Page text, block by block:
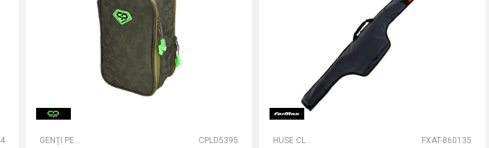
GENȚI PESCUIT LA CRAP CPLD5395 HUSE CLASSICE FXAT-860135